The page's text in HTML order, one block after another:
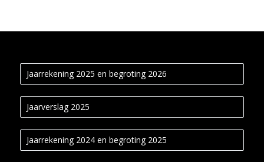
Jaarrekening 2025 en begroting 2026
Jaarverslag 2025
Jaarrekening 2024 en begroting 2025